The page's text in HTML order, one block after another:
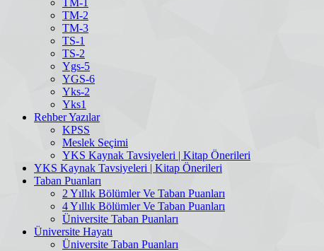
TM-1
TM-2
TM-3
TS-1
TS-2
Ygs-5
YGS-6
Yks-2
Yks1
Rehber Yazılar
KPSS
Meslek Seçimi
YKS Kaynak Tavsiyeleri | Kitap Önerileri
YKS Kaynak Tavsiyeleri | Kitap Önerileri
Taban Puanları
2 Yıllık Bölümler Ve Taban Puanları
4 Yıllık Bölümler Ve Taban Puanları
Üniversite Taban Puanları
Üniversite Hayatı
Üniversite Taban Puanları